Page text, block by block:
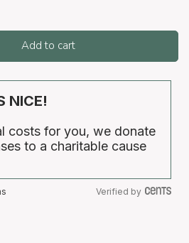
Add to cart
NICE!
costs for you, we donate
to a charitable cause
Verified by